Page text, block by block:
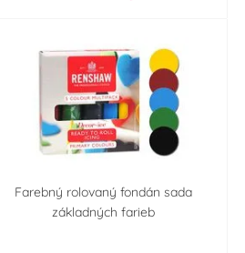
Farebný rolovaný fondán sada
základných farieb